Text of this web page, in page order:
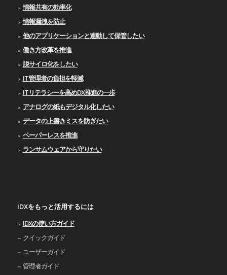
情報共有の効率化
情報漏洩を防止
他のアプリケーションと連動して保管したい
働き方改革を推進
脱サイロ化をしたい
IT管理者の負担を軽減
ITリテラシーを高めDX推進の一歩
アナログの紙もデジタル化したい
データの上書きミスを防ぎたい
ペーパーレスを推進
ランサムウェアから守りたい
IDXをもっと活用するには
IDXの使い⽅ガイド
クイックガイド
ユーザーガイド
管理者ガイド